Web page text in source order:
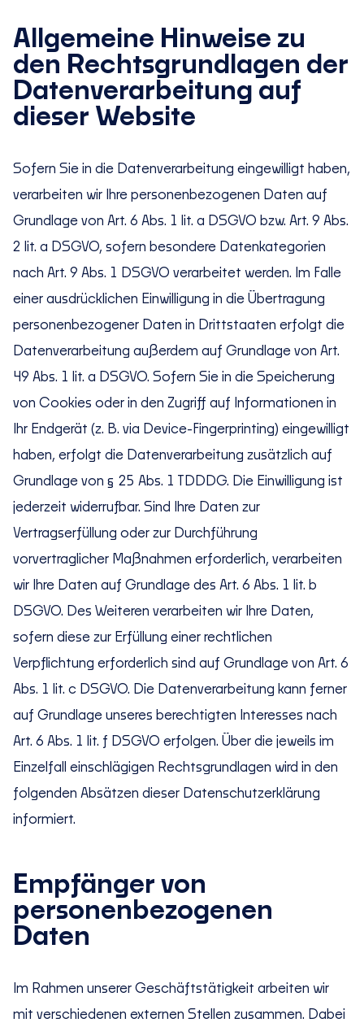
Allgemeine Hinweise zu
den Rechtsgrundlagen der
Datenverarbeitung auf
dieser Website
Sofern Sie in die Datenverarbeitung eingewilligt haben,
verarbeiten wir Ihre personenbezogenen Daten auf
Grundlage von Art. 6 Abs. 1 lit. a DSGVO bzw. Art. 9 Abs.
2 lit. a DSGVO, sofern besondere Datenkategorien
nach Art. 9 Abs. 1 DSGVO verarbeitet werden. Im Falle
einer ausdrücklichen Einwilligung in die Übertragung
personenbezogener Daten in Drittstaaten erfolgt die
Datenverarbeitung außerdem auf Grundlage von Art.
49 Abs. 1 lit. a DSGVO. Sofern Sie in die Speicherung
von Cookies oder in den Zugriff auf Informationen in
Ihr Endgerät (z. B. via Device-Fingerprinting) eingewilligt
haben, erfolgt die Datenverarbeitung zusätzlich auf
Grundlage von § 25 Abs. 1 TDDDG. Die Einwilligung ist
jederzeit widerrufbar. Sind Ihre Daten zur
Vertragserfüllung oder zur Durchführung
vorvertraglicher Maßnahmen erforderlich, verarbeiten
wir Ihre Daten auf Grundlage des Art. 6 Abs. 1 lit. b
DSGVO. Des Weiteren verarbeiten wir Ihre Daten,
sofern diese zur Erfüllung einer rechtlichen
Verpflichtung erforderlich sind auf Grundlage von Art. 6
Abs. 1 lit. c DSGVO. Die Datenverarbeitung kann ferner
auf Grundlage unseres berechtigten Interesses nach
Art. 6 Abs. 1 lit. f DSGVO erfolgen. Über die jeweils im
Einzelfall einschlägigen Rechtsgrundlagen wird in den
folgenden Absätzen dieser Datenschutzerklärung
informiert.
Empfänger von
personenbezogenen
Daten
Im Rahmen unserer Geschäftstätigkeit arbeiten wir
mit verschiedenen externen Stellen zusammen. Dabei